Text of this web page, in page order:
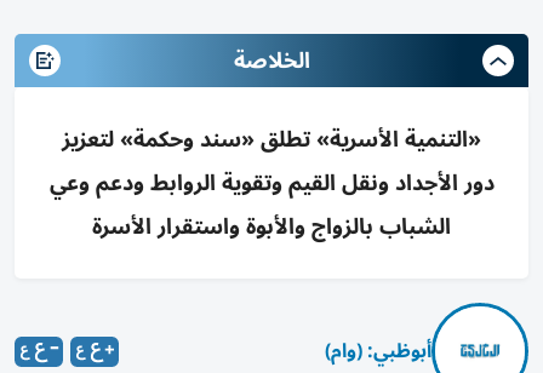
الخلاصة
«التنمية الأسرية» تطلق «سند وحكمة» لتعزيز
دور الأجداد ونقل القيم وتقوية الروابط ودعم وعي
الشباب بالزواج والأبوة واستقرار الأسرة
أبوظبي: (وام)